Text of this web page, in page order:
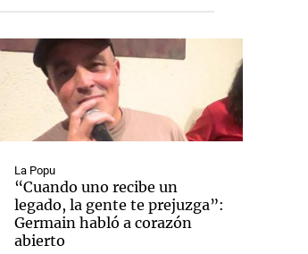
La Popu
“Cuando uno recibe un
legado, la gente te prejuzga”:
Germain habló a corazón
abierto